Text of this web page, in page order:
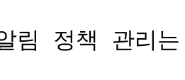
알림 정책 관리